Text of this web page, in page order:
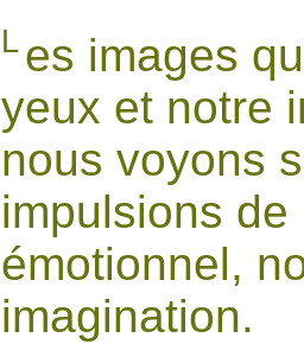
L es images
yeux et notre
nous voyons
impulsions
émotionnel,
imagination.